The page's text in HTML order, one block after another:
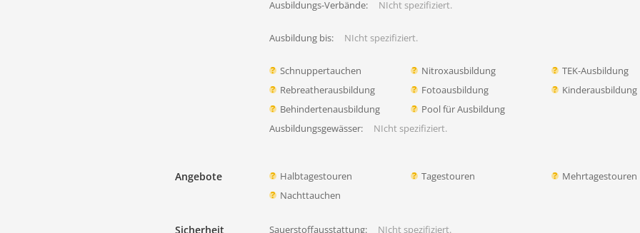
Ausbildungs-Verbände: NIcht spezifiziert.
Ausbildung bis: NIcht spezifiziert.
Schnuppertauchen Nitroxausbildung
TEK-Ausbildung
Rebreatherausbildung
Fotoausbildung
Kinderausbildung
Behindertenausbildung
Pool für Ausbildung
Ausbildungsgewässer:
NIcht spezifiziert.
Angebote Halbtagestouren Tagestouren
Mehrtagestouren
Nachttauchen
Sicherheit Sauerstoffausstattung: NIcht spezifiziert.